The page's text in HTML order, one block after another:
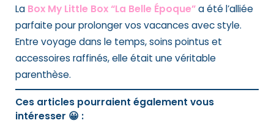
La Box My Little Box “La Belle Époque”a été l’alliée
parfaite pour prolonger vos vacances avec style.
Entre voyage dans le temps, soins pointus et
accessoires raffinés, elle était une véritable
parenthèse.
Ces articles pourraient également vous
intéresser 😀 :